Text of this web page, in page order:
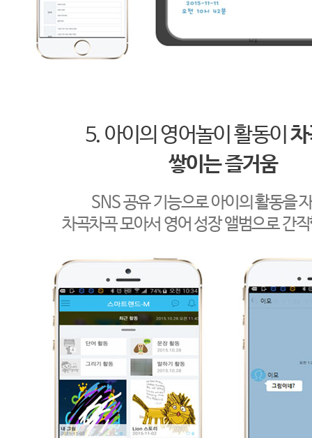
5. 아이의 영어놀이 활동이
쌓이는 즐거움
SNS 공유 기능으로 아이의 활동을
차곡차곡 모아서 영어 성장 앨범으로 간